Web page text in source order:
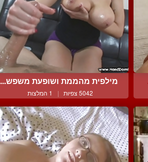
מילפית מהממת ושופעת משפש...
5042 צפיות | 1 המלצות